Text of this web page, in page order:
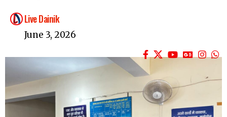
Live Dainik
June 3, 2026